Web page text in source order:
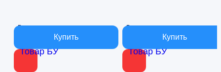
Товар БУ
В наличии
Товар БУ
В наличии